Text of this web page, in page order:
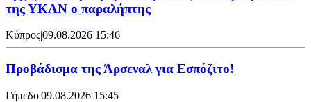
της ΥΚΑΝ ο παραλήπτης
Κύπρος|09.08.2026 15:46
Προβάδισμα της Άρσεναλ για Εσπόζιτο!
Γήπεδο|09.08.2026 15:45